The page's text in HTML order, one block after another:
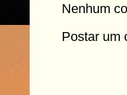
Nenhum
Postar um